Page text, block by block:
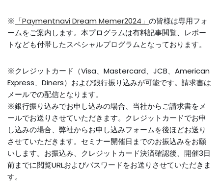
※ 「Paymentnavi Dream Memer2024」 の皆様は専用フォ
ームをご案内します。本プログラムは有料記事閲覧、レポー
トなども付帯したスペシャルプログラムとなっております。
※クレジットカード（Visa、Mastercard、JCB、American
Express、Diners）および銀行振り込みが可能です。請求書は
メールでの配信となります。
※銀行振り込みでお申し込みの場合、当社からご請求書をメ
ールでお送りさせていただきます。クレジットカードでお申
し込みの場合、弊社からお申し込みフォームを後ほどお送り
させていただきます。セミナー開催日までのお振込みをお願
いします。お振込み、クレジットカード決済確認後、開催3日
前までに閲覧URLおよびパスワードをお送りさせていただきま
す。